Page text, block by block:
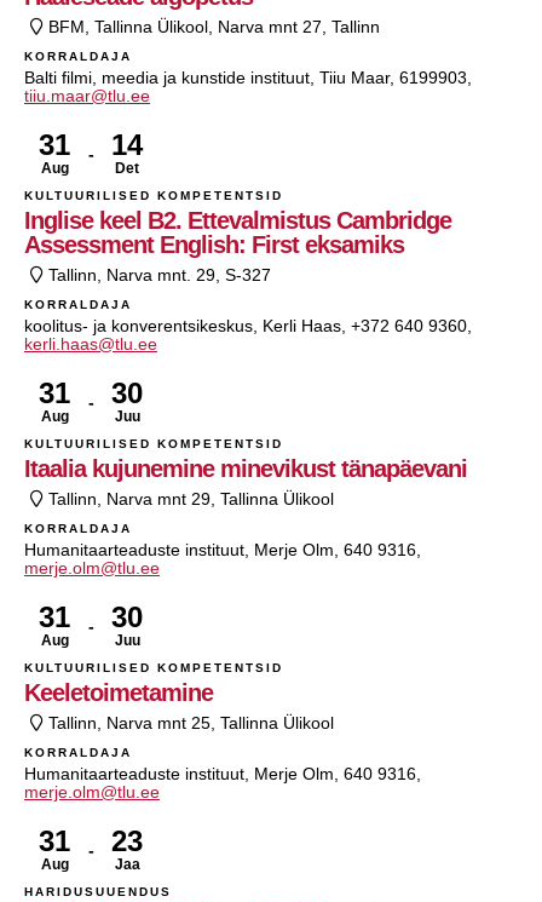
BFM, Tallinna Ülikool, Narva mnt 27, Tallinn
KORRALDAJA
Balti filmi, meedia ja kunstide instituut, Tiiu Maar, 6199903,
tiiu.maar@tlu.ee
31
Aug
14
Det
KULTUURILISED KOMPETENTSID
Inglise keel B2. Ettevalmistus Cambridge
Assessment English: First eksamiks
Tallinn, Narva mnt. 29, S-327
KORRALDAJA
koolitus- ja konverentsikeskus, Kerli Haas, +372 640 9360,
kerli.haas@tlu.ee
31
Aug
30
Juu
KULTUURILISED KOMPETENTSID
Itaalia kujunemine minevikust tänapäevani
Tallinn, Narva mnt 29, Tallinna Ülikool
KORRALDAJA
Humanitaarteaduste instituut, Merje Olm, 640 9316,
merje.olm@tlu.ee
31
Aug
30
Juu
KULTUURILISED KOMPETENTSID
Keeletoimetamine
Tallinn, Narva mnt 25, Tallinna Ülikool
KORRALDAJA
Humanitaarteaduste instituut, Merje Olm, 640 9316,
merje.olm@tlu.ee
31
Aug
23
Jaa
HARIDUSUUENDUS